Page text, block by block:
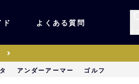
キャップ・ヘルメッ
ド よくある質問
アンダーアーマー ゴルフ